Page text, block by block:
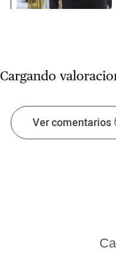
Cargando
Ver comentarios